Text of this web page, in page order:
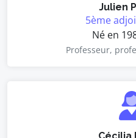
Julien
5ème
Né en
Professeur,